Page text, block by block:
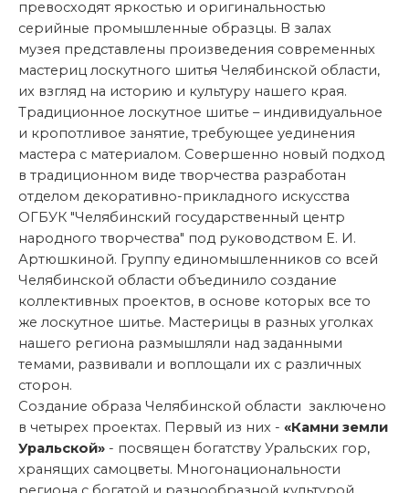
превосходят яркостью и оригинальностью
серийные промышленные образцы. В залах
музея представлены произведения современных
мастериц лоскутного шитья Челябинской области,
их взгляд на историю и культуру нашего края.
Традиционное лоскутное шитье – индивидуальное
и кропотливое занятие, требующее уединения
мастера с материалом. Совершенно новый подход
в традиционном виде творчества разработан
отделом декоративно-прикладного искусства
ОГБУК "Челябинский государственный центр
народного творчества" под руководством Е. И.
Артюшкиной. Группу единомышленников со всей
Челябинской области объединило создание
коллективных проектов, в основе которых все то
же лоскутное шитье. Мастерицы в разных уголках
нашего региона размышляли над заданными
темами, развивали и воплощали их с различных
сторон.
Создание образа Челябинской области заключено
в четырех проектах. Первый из них - «Камни земли
Уральской» - посвящен богатству Уральских гор,
хранящих самоцветы. Многонациональности